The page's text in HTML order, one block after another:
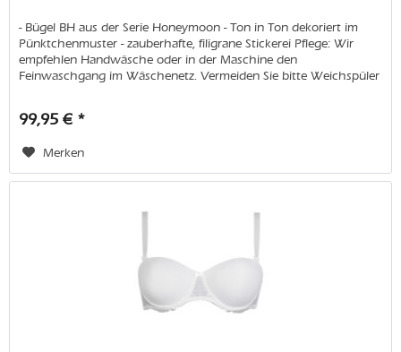
- Bügel BH aus der Serie Honeymoon - Ton in Ton dekoriert im
Pünktchenmuster - zauberhafte, filigrane Stickerei Pflege: Wir
empfehlen Handwäsche oder in der Maschine den
Feinwaschgang im Wäschenetz. Vermeiden Sie bitte Weichspüler
99,95 € *
Merken